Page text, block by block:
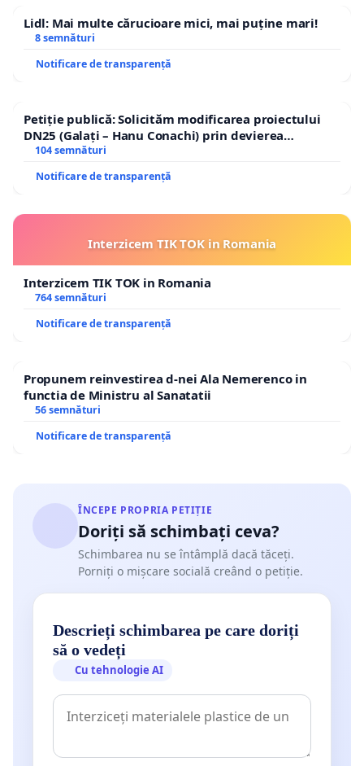
Lidl: Mai multe cărucioare mici, mai puține mari!
8 semnături
Notificare de transparență
Petiție publică: Solicităm modificarea proiectului
DN25 (Galați – Hanu Conachi) prin devierea
traseului în afara localităților!
104 semnături
Notificare de transparență
Interzicem TIK TOK in Romania
Interzicem TIK TOK in Romania
764 semnături
Notificare de transparență
Propunem reinvestirea d-nei Ala Nemerenco in
functia de Ministru al Sanatatii
56 semnături
Notificare de transparență
ÎNCEPE PROPRIA PETIȚIE
Doriți să schimbați ceva?
Schimbarea nu se întâmplă dacă tăceți.
Porniți o mișcare socială creând o petiție.
Descrieți schimbarea pe care doriți
să o vedeți
Cu tehnologie AI